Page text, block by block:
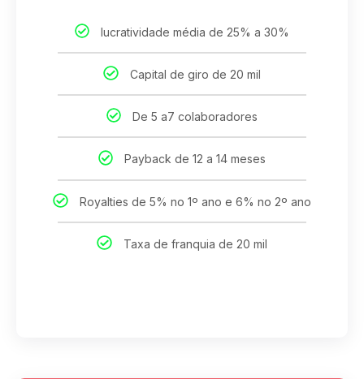
lucratividade média de 25% a 30%
Capital de giro de 20 mil
De 5 a7 colaboradores
Payback de 12 a 14 meses
Royalties de 5% no 1º ano e 6% no 2º ano
Taxa de franquia de 20 mil